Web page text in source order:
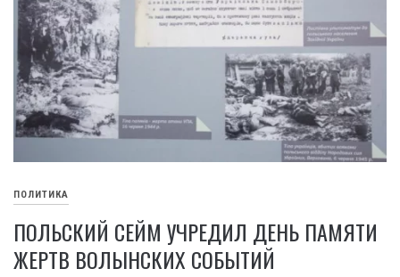
ПОЛИТИКА
ПОЛЬСКИЙ СЕЙМ УЧРЕДИЛ ДЕНЬ ПАМЯТИ
ЖЕРТВ ВОЛЫНСКИХ СОБЫТИЙ